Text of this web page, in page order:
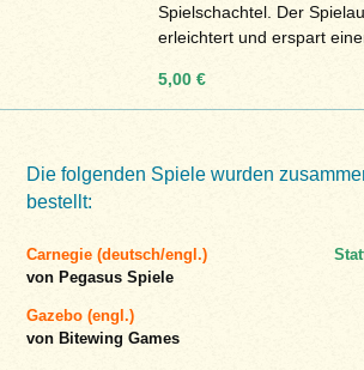
Spielschachtel. Der
erleichtert und erspart
5,00 €
Die folgenden Spiele wurden
bestellt:
Carnegie (deutsch/engl.)
von Pegasus Spiele
Gazebo (engl.)
von Bitewing Games